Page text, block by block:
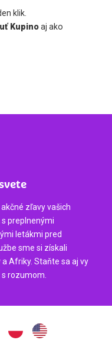
klik.
Kupinoaj ako
zľavy vašich
preplnenými
letákmi pred
sme si získali
Afriky. Staňte sa aj vy
rozumom.